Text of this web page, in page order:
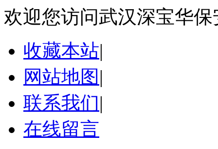
欢迎您访问武汉深宝华
收藏本站|
网站地图 |
联系我们|
在线留言